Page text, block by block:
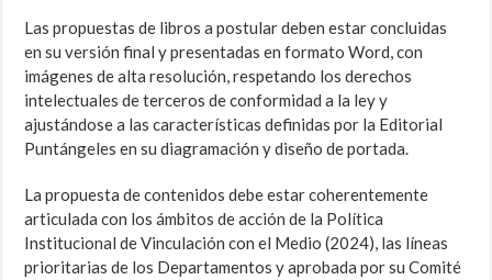
Las propuestas de libros a postular deben estar concluidas
en su versión final y presentadas en formato Word, con
imágenes de alta resolución, respetando los derechos
intelectuales de terceros de conformidad a la ley y
ajustándose a las características definidas por la Editorial
Puntángeles en su diagramación y diseño de portada.
La propuesta de contenidos debe estar coherentemente
articulada con los ámbitos de acción de la Política
Institucional de Vinculación con el Medio (2024), las líneas
prioritarias de los Departamentos y aprobada por su Comité